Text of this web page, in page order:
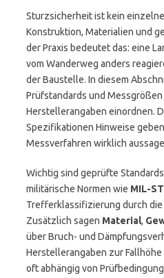
Sturzsicherheit ist kein
Konstruktion, Materialien und
der Praxis bedeutet das: eine
vom Wanderweg anders
der Baustelle. In diesem
Prüfstandards und
Herstellerangaben einordnen.
Spezifikationen Hinweise
Messverfahren wirklich
Wichtig sind geprüfte
militärische Normen wie MIL-
Trefferklassifizierung durch die
Zusätzlich sagen Material,
über Bruch- und
Herstellerangaben zur
oft abhängig von